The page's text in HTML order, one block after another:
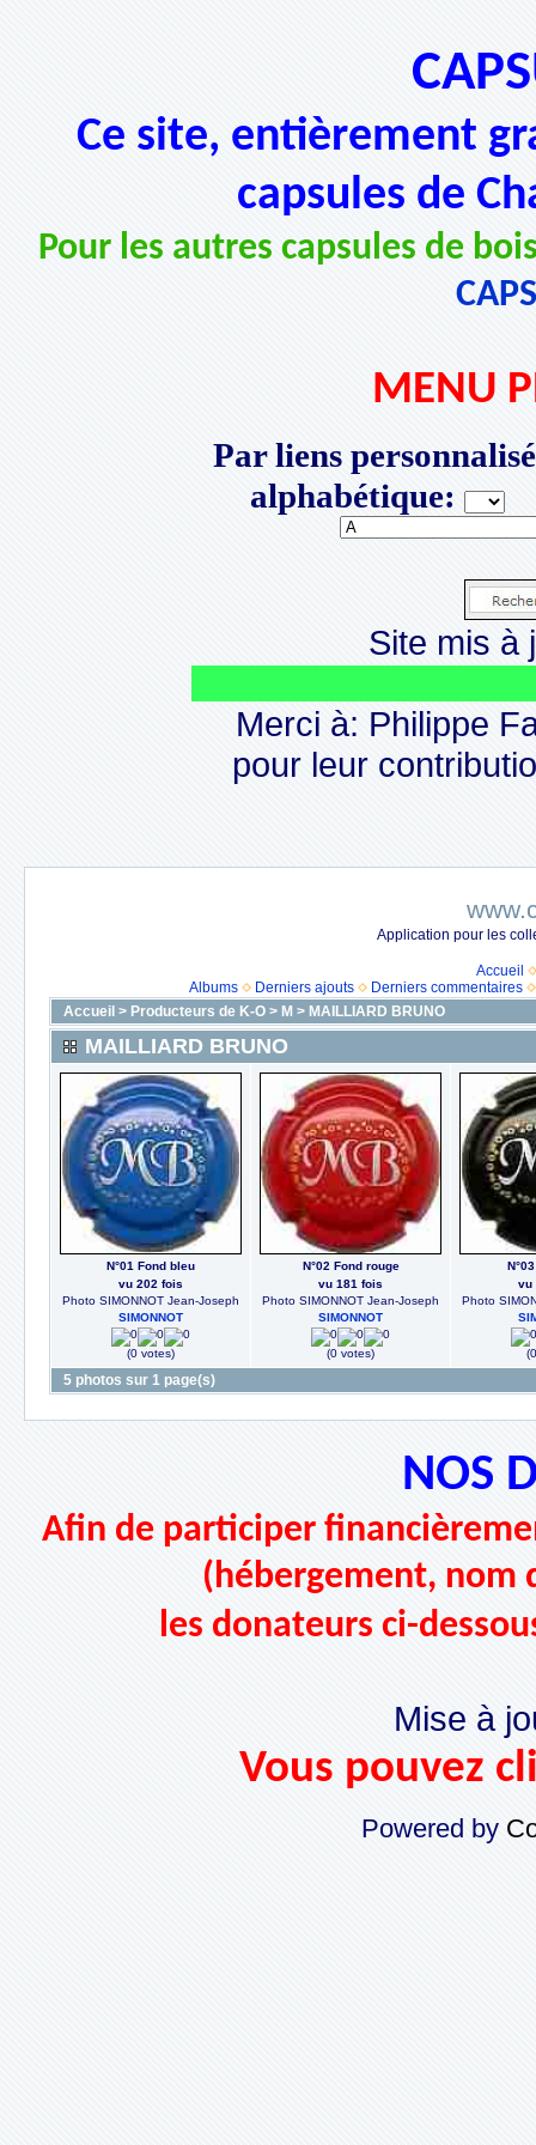
Ce site, entièrement
capsules de
Pour les autres capsules de
MENU
Par liens
alphabétique:
Site mis à
Merci à: Philippe
pour leur
Application pour les
Accueil
Albums
Derniers ajouts
Derniers commentaires
Accueil > Producteurs de K-O > M > MAILLIARD BRUNO
MAILLIARD BRUNO
N°01 Fond bleu
vu 202 fois
Photo SIMONNOT Jean-Joseph
SIMONNOT
(0 votes)
N°02 Fond rouge
vu 181 fois
Photo SIMONNOT Jean-Joseph
SIMONNOT
(0 votes)
vu
Photo
5 photos sur 1 page(s)
NOS
Afin de participer
(hébergement,
les donateurs ci-
Mise à
Vous pouvez
Powered by